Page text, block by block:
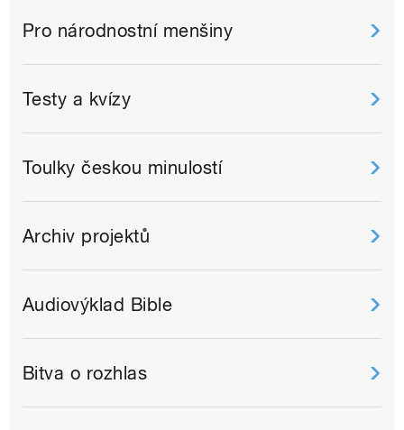
Pro národnostní menšiny
Testy a kvízy
Toulky českou minulostí
Archiv projektů
Audiovýklad Bible
Bitva o rozhlas